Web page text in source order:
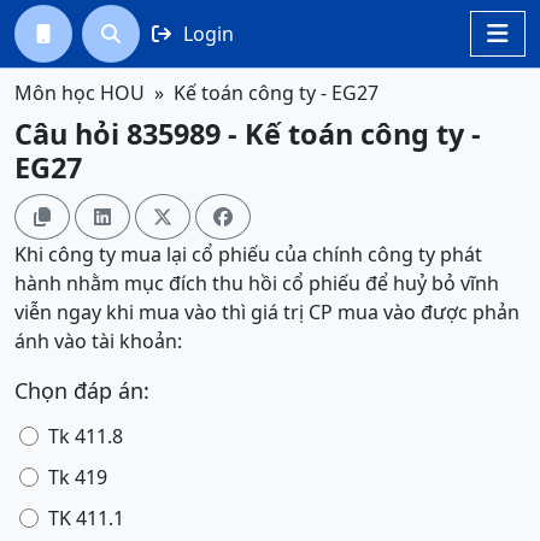

  Login
Môn học HOU Kế toán công ty - EG27
Câu hỏi 835989 - Kế toán công ty -
EG27
   
Khi công ty mua lại cổ phiếu của chính công ty phát
hành nhằm mục đích thu hồi cổ phiếu để huỷ bỏ vĩnh
viễn ngay khi mua vào thì giá trị CP mua vào được phản
ánh vào tài khoản:
Chọn đáp án:
Tk 411.8
Tk 419
TK 411.1